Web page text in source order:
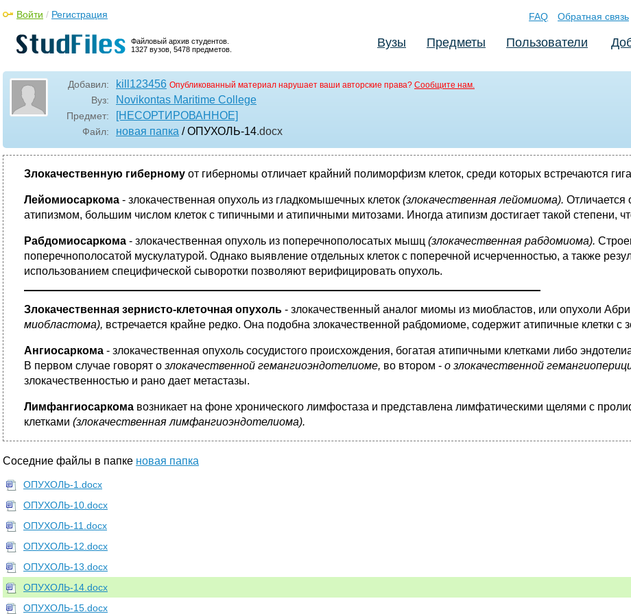
Файловый архив студентов.
1327 вузов, 5478 предметов.
Войти / Регистрация FAQ Обратная связь
Вузы Предметы Пользователи
Добавил: kill123456 Опубликованный материал нарушает ваши авторские права? Сообщите нам.
Вуз: Novikontas Maritime College
Предмет: [НЕСОРТИРОВАННОЕ]
Файл: новая папка / ОПУХОЛЬ-14.docx
Злокачественную гиберному от гиберномы отличает крайний полиморфизм клеток, среди которых встречаются
Лейомиосаркома - злокачественная опухоль из гладкомышечных клеток (злокачественная лейомиома).
атипизмом, большим числом клеток с типичными и атипичными митозами. Иногда атипизм достигает такой степени,
Рабдомиосаркома - злокачественная опухоль из поперечнополосатых мышц (злокачественная рабдомиома).
поперечнополосатой мускулатурой. Однако выявление отдельных клеток с поперечной исчерченностью, а также
использованием специфической сыворотки позволяют верифицировать опухоль.
Злокачественная зернисто-клеточная опухоль - злокачественный аналог миомы из миобластов, или опухоли
миобластома), встречается крайне редко. Она подобна злокачественной рабдомиоме, содержит атипичные клетки с
Ангиосаркома - злокачественная опухоль сосудистого происхождения, богатая атипичными клетками либо
В первом случае говорят о злокачественной гемангиоэндотелиоме, во втором - о злокачественной
злокачественностью и рано дает метастазы.
Лимфангиосаркома возникает на фоне хронического лимфостаза и представлена лимфатическими щелями с
клетками (злокачественная лимфангиоэндотелиома).
Соседние файлы в папке новая папка
ОПУХОЛЬ-1.docx
ОПУХОЛЬ-10.docx
ОПУХОЛЬ-11.docx
ОПУХОЛЬ-12.docx
ОПУХОЛЬ-13.docx
ОПУХОЛЬ-14.docx
ОПУХОЛЬ-15.docx